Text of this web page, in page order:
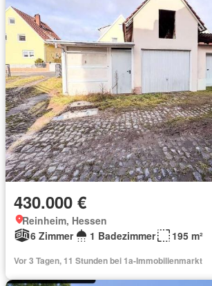
430.000 €
Reinheim, Hessen
6 Zimmer
1 Badezimmer 195 m²
Vor 3 Tagen, 11 Stunden bei 1a-Immobilienmarkt